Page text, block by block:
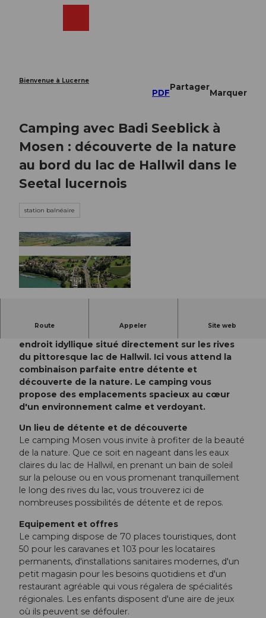
Bienvenue à Lucerne
PDF
Partager
Marquer
Camping avec Badi Seeblick à
Mosen : découverte de la nature
au bord du lac de Hallwil dans le
Seetal lucernois
station balnéaire
Route Appeler Site web
Bienvenue au camping Seeblick à Mosen, un
endroit idyllique situé directement sur les rives
du pittoresque lac de Hallwil. Ici vous attend la
combinaison parfaite entre détente et
découverte de la nature. Le camping vous
propose des emplacements spacieux au cœur
d'un environnement calme et verdoyant.
Un lieu de détente et de découverte
Le camping Mosen vous invite à profiter de la beauté
de la nature. Que ce soit en nageant dans les eaux
claires du lac de Hallwil, en prenant un bain de soleil
sur la pelouse ou en vous promenant tranquillement
le long des rives du lac, vous trouverez ici de
nombreuses possibilités de détente et de repos.
Equipement et offres
Le camping dispose de 70 places touristiques, dont
50 pour les caravanes et 103 pour les locataires
permanents, d'installations sanitaires modernes, d'un
petit magasin pour les besoins quotidiens et d'un
restaurant agréable qui vous régalera de spécialités
régionales. Les enfants disposent d'une aire de jeux
où ils peuvent se défouler.